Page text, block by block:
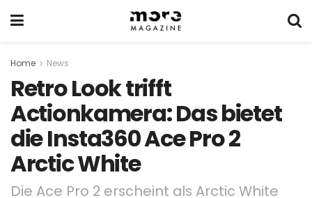
Home News
Retro Look trifft
Actionkamera: Das bietet
die Insta360 Ace Pro 2
Arctic White
Die Ace Pro 2 erscheint als Arctic White